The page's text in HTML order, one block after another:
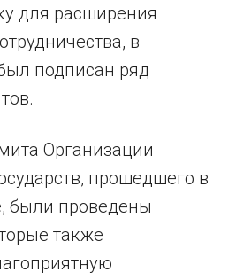
для расширения
в
подписан ряд
Организации
прошедшего в
были проведены
также